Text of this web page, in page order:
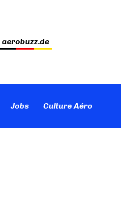
aerobuzz.de
Jobs Culture Aéro